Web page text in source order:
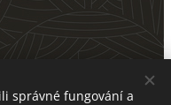
správné fungování a